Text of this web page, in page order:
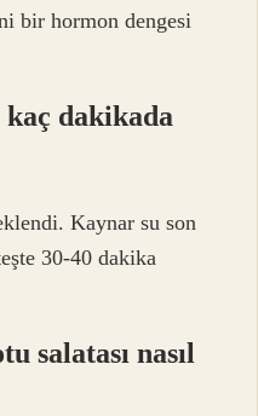
bir hormon dengesi
dakikada
Kaynar su son
30-40 dakika
salatası nasıl